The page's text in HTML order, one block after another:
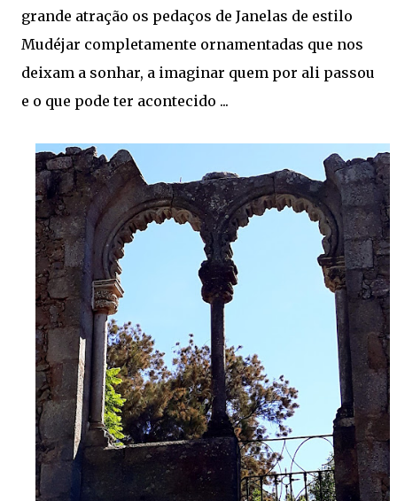
grande atração os pedaços de Janelas de estilo
Mudéjar completamente ornamentadas que nos
deixam a sonhar, a imaginar quem por ali passou
e o que pode ter acontecido ...